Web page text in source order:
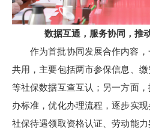
数据互通，服务协同，推
作为首批协同发展合作内容
共用，主要包括两市参保信息、
等社保数据互查互认；另一方面
办标准，优化办理流程，逐步实现
社保待遇领取资格认证、劳动能